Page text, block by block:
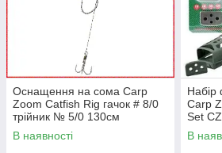
Оснащення на сома Carp
Zoom Catfish Rig гачок # 8/0
трійник № 5/0 130см
В наявності
Набір
Carp
Set
В